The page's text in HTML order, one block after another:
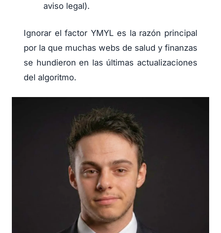
aviso legal).
Ignorar el factor YMYL es la razón principal
por la que muchas webs de salud y finanzas
se hundieron en las últimas actualizaciones
del algoritmo.